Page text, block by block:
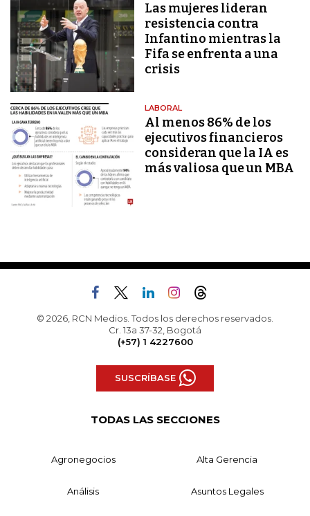
Las mujeres lideran
resistencia contra
Infantino mientras la
Fifa se enfrenta a una
crisis
LABORAL
Al menos 86% de los
ejecutivos financieros
consideran que la IA es
más valiosa que un MBA
© 2026, RCN Medios. Todos los derechos reservados.
Cr. 13a 37-32, Bogotá
(+57) 1 4227600
SUSCRÍBASE
TODAS LAS SECCIONES
Agronegocios Alta Gerencia
Análisis Asuntos Legales